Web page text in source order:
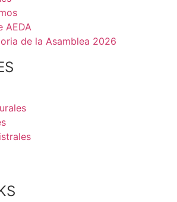
AEDA
de la Asamblea 2026